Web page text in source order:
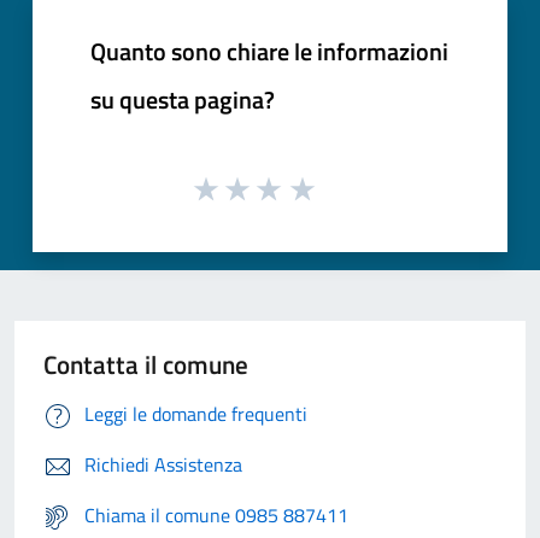
Quanto sono chiare le informazioni
su questa pagina?
Contatta il comune
Leggi le domande frequenti
Richiedi Assistenza
Chiama il comune 0985 887411